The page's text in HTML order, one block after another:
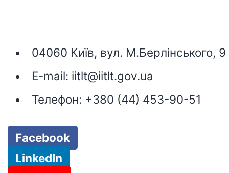
04060 Київ, вул. М.Берлінського, 9
E-mail: iitlt@iitlt.gov.ua
Телефон: +380 (44) 453-90-51
Facebook
LinkedIn